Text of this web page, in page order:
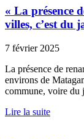
« La présence
villes, c’est du
7 février 2025
La présence de
environs de
commune, voire du
Lire la suite